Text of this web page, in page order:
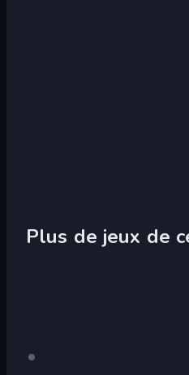
Plus de jeux de
Pour